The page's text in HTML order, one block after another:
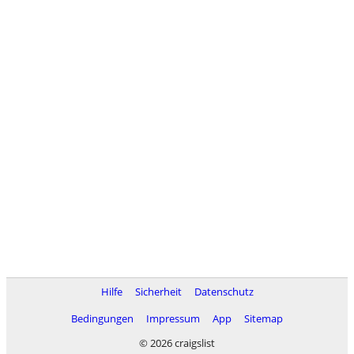
Hilfe Sicherheit
Datenschutz
Bedingungen
Impressum App
Sitemap
© 2026 craigslist